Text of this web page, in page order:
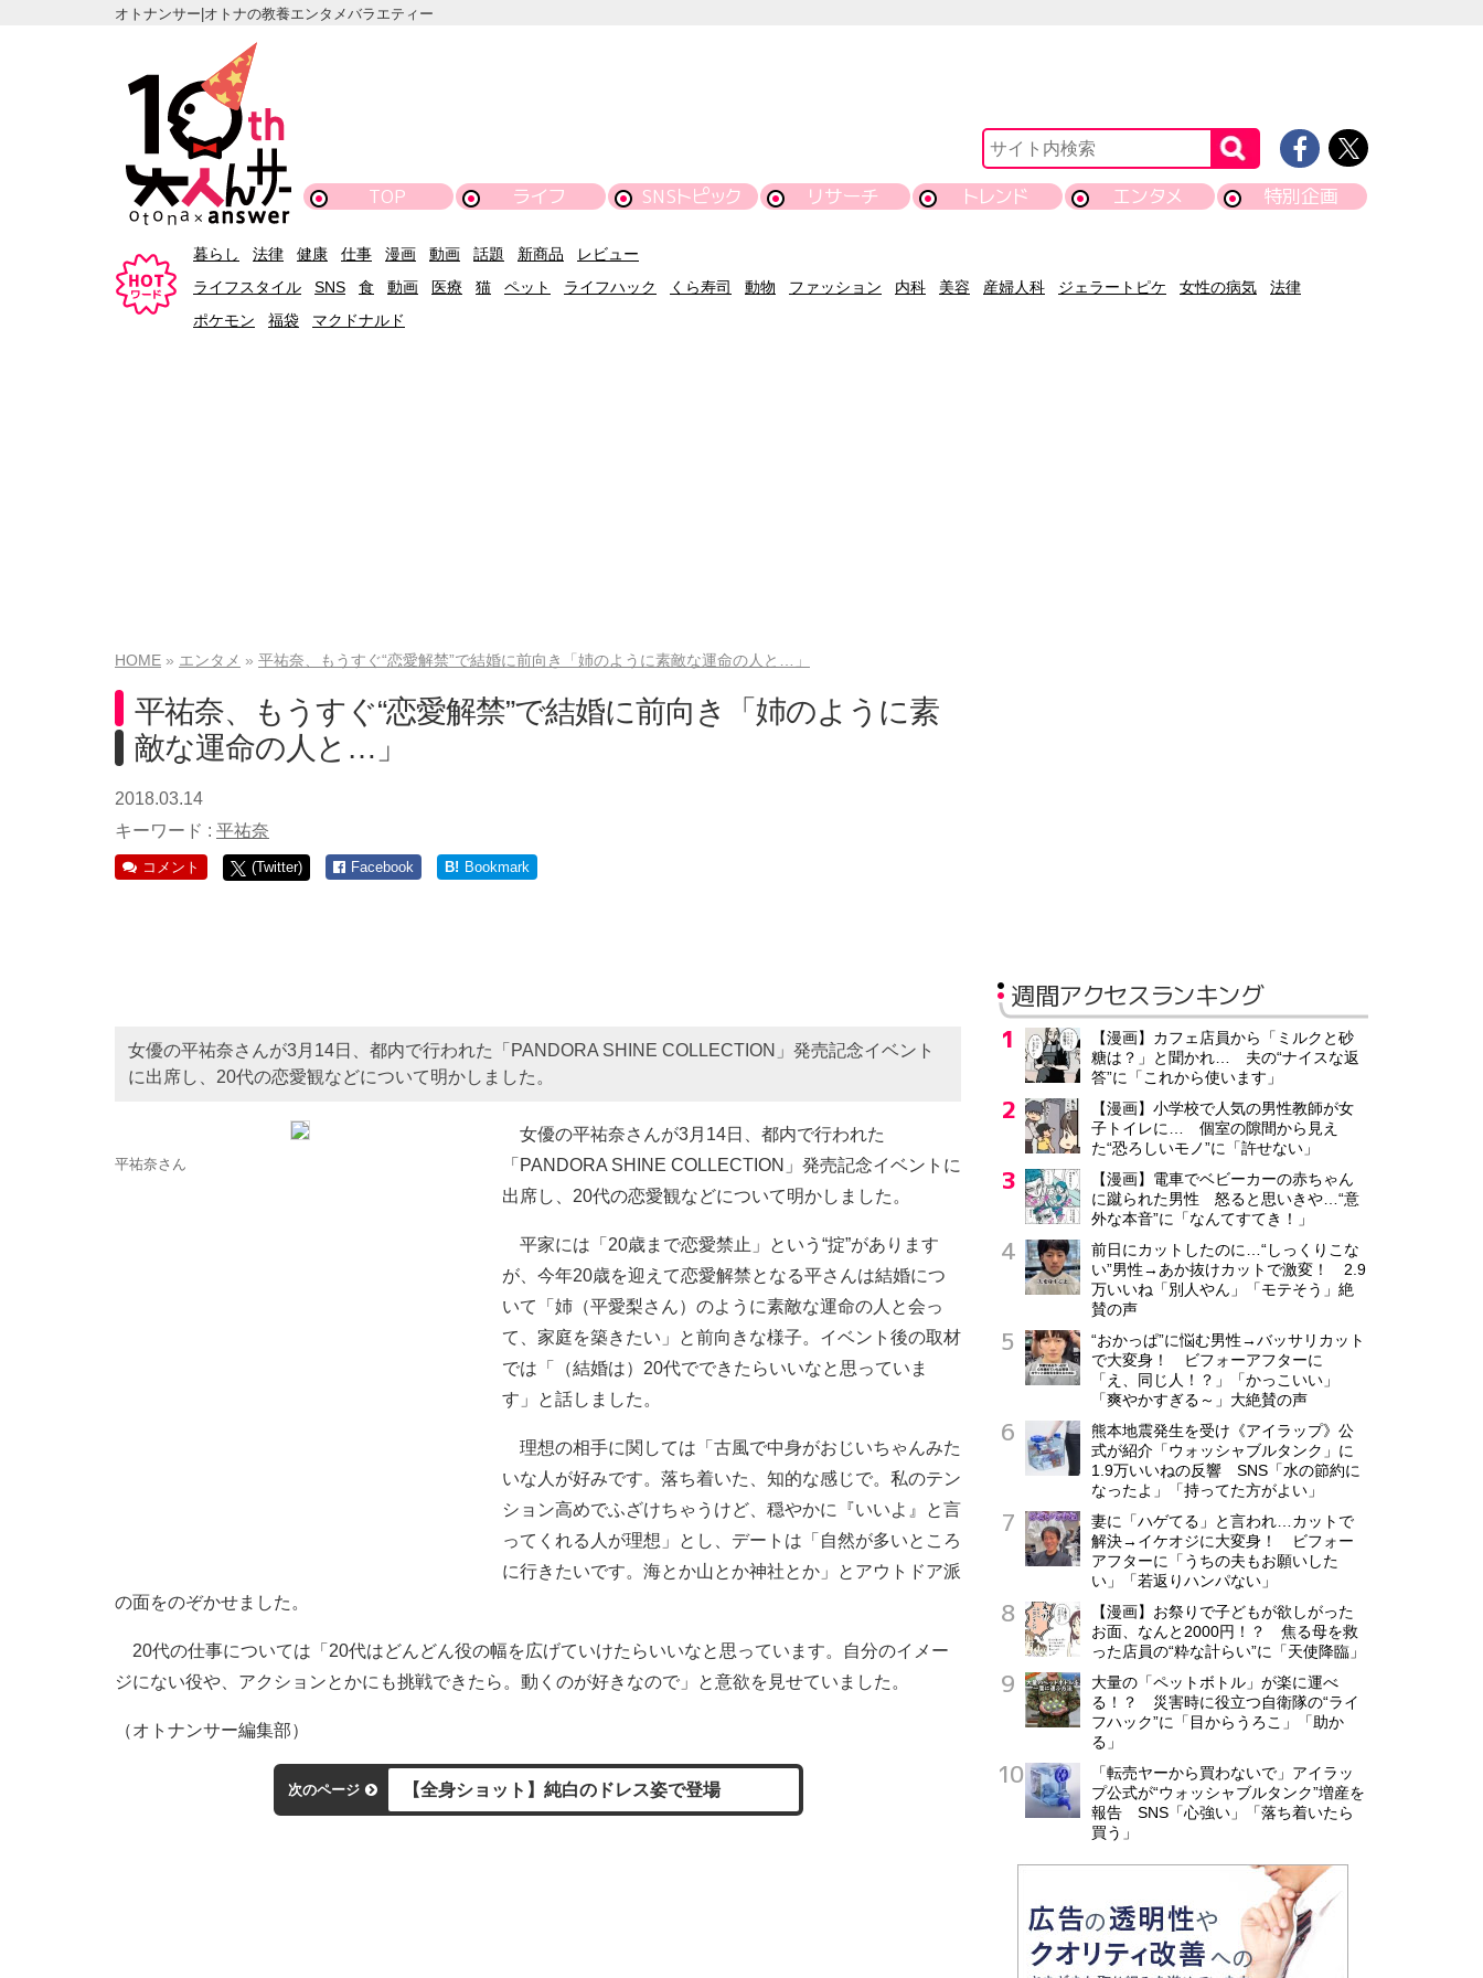
オトナンサー|オトナの教養エンタメバラエティー
TOP ライフ SNSトピック リサーチ トレンド エンタメ 特別企画
暮らし 法律 健康 仕事 漫画 動画 話題 新商品
レビュー
ライフスタイル
SNS 食 動画 医療 猫 ペット ライフハック くら寿司 動物 ファッション 内科 美容 産婦人科 ジェラートピケ 女性の病気
法律
ポケモン
福袋 マクドナルド
HOME エンタメ 平祐奈、もうすぐ“恋愛解禁”で結婚に前向き「姉のように素敵な運命の人と…」
平祐奈、もうすぐ“恋愛解禁”で結婚に前向き「姉のように素
敵な運命の人と…」
2018.03.14
キーワード : 平祐奈
コメント (Twitter) Facebook B! Bookmark
女優の平祐奈さんが3月14日、都内で行われた「PANDORA SHINE COLLECTION」発売記念イベント
に出席し、20代の恋愛観などについて明かしました。
平祐奈さん
女優の平祐奈さんが3月14日、都内で行われた
「PANDORA SHINE COLLECTION」発売記念イベントに
出席し、20代の恋愛観などについて明かしました。
平家には「20歳まで恋愛禁止」という“掟”があります
が、今年20歳を迎えて恋愛解禁となる平さんは結婚につ
いて「姉（平愛梨さん）のように素敵な運命の人と会っ
て、家庭を築きたい」と前向きな様子。イベント後の取材
では「（結婚は）20代でできたらいいなと思っていま
す」と話しました。
理想の相手に関しては「古風で中身がおじいちゃんみた
いな人が好みです。落ち着いた、知的な感じで。私のテン
ション高めでふざけちゃうけど、穏やかに『いいよ』と言
ってくれる人が理想」とし、デートは「自然が多いところ
に行きたいです。海とか山とか神社とか」とアウトドア派
の面をのぞかせました。
20代の仕事については「20代はどんどん役の幅を広げていけたらいいなと思っています。自分のイメー
ジにない役や、アクションとかにも挑戦できたら。動くのが好きなので」と意欲を見せていました。
（オトナンサー編集部）
次のページ 【全身ショット】純白のドレス姿で登場
週間アクセスランキング
【漫画】カフェ店員から「ミルクと砂
糖は？」と聞かれ… 夫の“ナイスな返
答”に「これから使います」
【漫画】小学校で人気の男性教師が女
子トイレに… 個室の隙間から見え
た“恐ろしいモノ”に「許せない」
【漫画】電車でベビーカーの赤ちゃん
に蹴られた男性 怒ると思いきや…“意
外な本音”に「なんてすてき！」
前日にカットしたのに…“しっくりこな
い”男性→あか抜けカットで激変！ 2.9
万いいね「別人やん」「モテそう」絶
賛の声
“おかっぱ”に悩む男性→バッサリカット
で大変身！ ビフォーアフターに
「え、同じ人！？」「かっこいい」
「爽やかすぎる～」大絶賛の声
熊本地震発生を受け《アイラップ》公
式が紹介「ウォッシャブルタンク」に
1.9万いいねの反響 SNS「水の節約に
なったよ」「持ってた方がよい」
妻に「ハゲてる」と言われ…カットで
解決→イケオジに大変身！ ビフォー
アフターに「うちの夫もお願いした
い」「若返りハンパない」
【漫画】お祭りで子どもが欲しがった
お面、なんと2000円！？ 焦る母を救
った店員の“粋な計らい”に「天使降臨」
大量の「ペットボトル」が楽に運べ
る！？ 災害時に役立つ自衛隊の“ライ
フハック”に「目からうろこ」「助か
る」
「転売ヤーから買わないで」アイラッ
プ公式が“ウォッシャブルタンク”増産を
報告 SNS「心強い」「落ち着いたら
買う」